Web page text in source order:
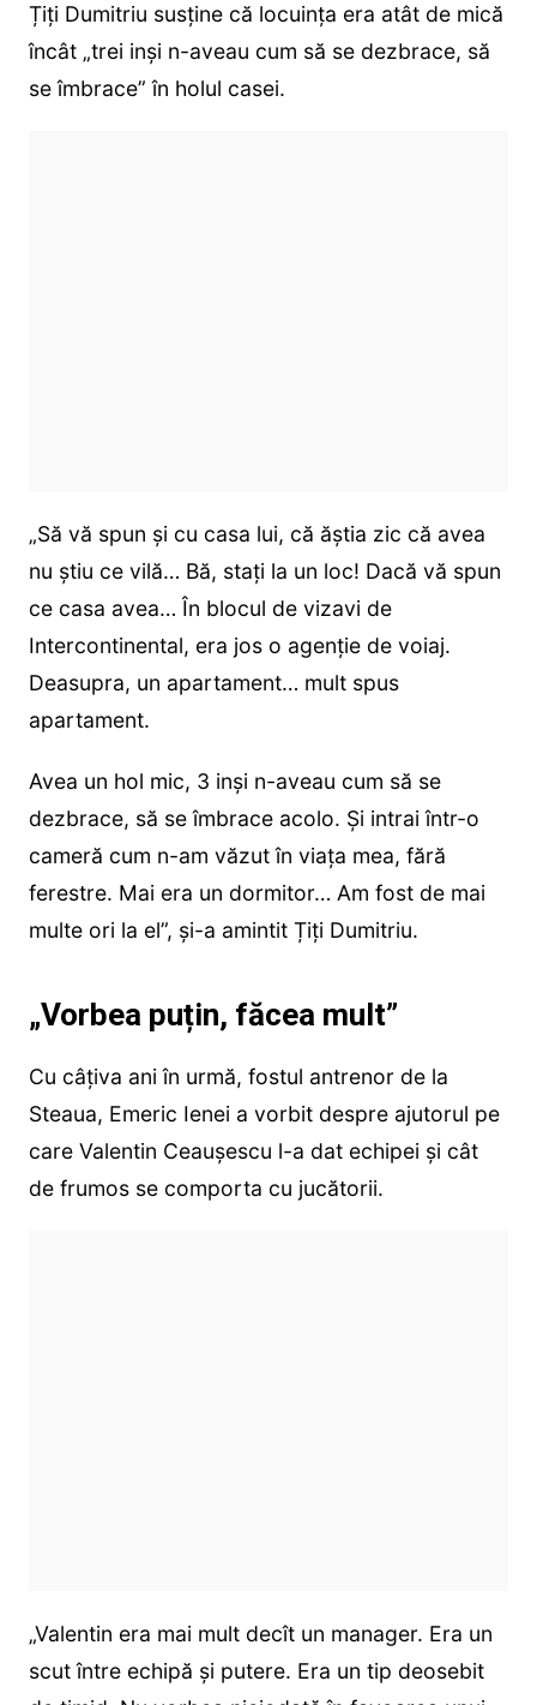
Țiți Dumitriu susține că locuința era atât de mică
încât „trei inși n-aveau cum să se dezbrace, să
se îmbrace” în holul casei.
„Să vă spun și cu casa lui, că ăștia zic că avea
nu știu ce vilă… Bă, stați la un loc! Dacă vă spun
ce casa avea… În blocul de vizavi de
Intercontinental, era jos o agenție de voiaj.
Deasupra, un apartament… mult spus
apartament.
Avea un hol mic, 3 inși n-aveau cum să se
dezbrace, să se îmbrace acolo. Și intrai într-o
cameră cum n-am văzut în viața mea, fără
ferestre. Mai era un dormitor… Am fost de mai
multe ori la el”, și-a amintit Țiți Dumitriu.
„Vorbea puțin, făcea mult”
Cu câțiva ani în urmă, fostul antrenor de la
Steaua, Emeric Ienei a vorbit despre ajutorul pe
care Valentin Ceaușescu l-a dat echipei și cât
de frumos se comporta cu jucătorii.
„Valentin era mai mult decît un manager. Era un
scut între echipă şi putere. Era un tip deosebit